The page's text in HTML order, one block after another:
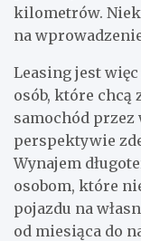
kilometrów.
na
Leasing jest
osób, które chcą
samochód przez
perspektywie
Wynajem
osobom, które
pojazdu na
od miesiąca do